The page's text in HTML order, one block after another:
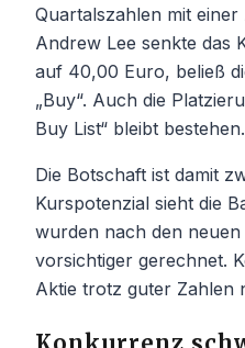
Quartalszahlen mit
Andrew Lee senkte das
auf 40,00 Euro, beließ
„Buy“. Auch die
Buy List“ bleibt bestehen.
Die Botschaft ist damit
Kurspotenzial sieht die
wurden nach den
vorsichtiger gerechnet.
Aktie trotz guter Zahlen